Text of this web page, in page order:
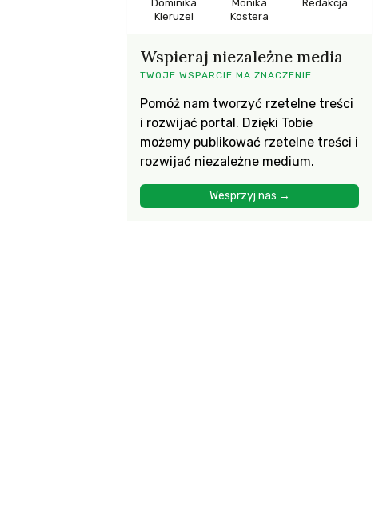
Dominika
Kieruzel
Monika
Kostera
Redakcja
Wspieraj niezależne media
TWOJE WSPARCIE MA ZNACZENIE
Pomóż nam tworzyć rzetelne treści
i rozwijać portal. Dzięki Tobie
możemy publikować rzetelne treści i
rozwijać niezależne medium.
Wesprzyj nas →